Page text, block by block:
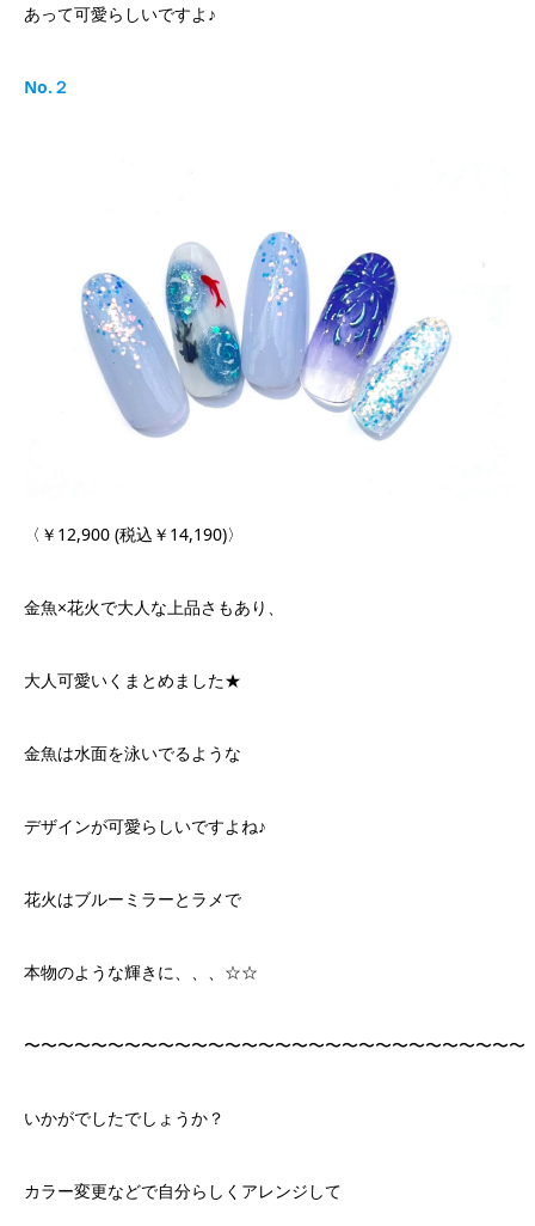
あって可愛らしいですよ♪
No.２
〈￥12,900 (税込￥14,190)〉
金魚×花火で大人な上品さもあり、
大人可愛いくまとめました★
金魚は水面を泳いでるような
デザインが可愛らしいですよね♪
花火はブルーミラーとラメで
本物のような輝きに、、、☆☆
〜〜〜〜〜〜〜〜〜〜〜〜〜〜〜〜〜〜〜〜〜〜〜〜〜〜〜〜〜〜
いかがでしたでしょうか？
カラー変更などで自分らしくアレンジして